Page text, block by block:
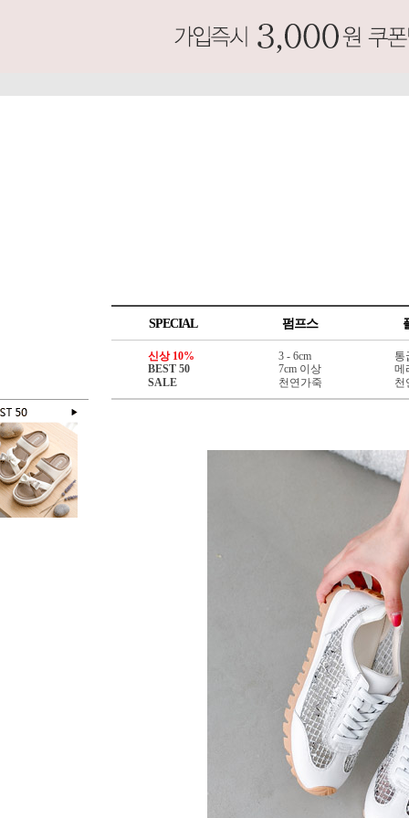
SPECIAL 펌프스
신상 10%
BEST 50
SALE
3 - 6cm
7cm 이상
천연가죽
통
메
천